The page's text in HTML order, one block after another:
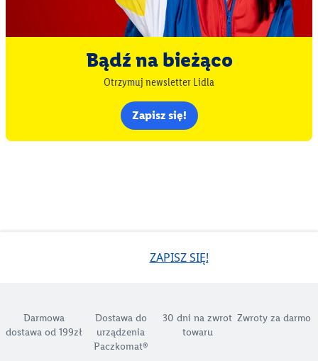
Bądź na bieżąco
Otrzymuj newsletter Lidla
Zapisz się!
ZAPISZ SIĘ!
Darmowa
dostawa od 199zł
Dostawa do
urządzenia
Paczkomat®
30 dni na zwrot
towaru
Zwroty za darmo